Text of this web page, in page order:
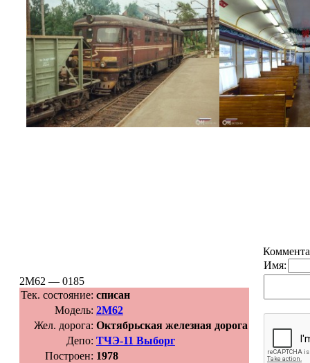
2М62 — 0185
Тек. состояние: списан
Модель: 2М62
Жел. дорога: Октябрьская железная дорога
Депо: ТЧЭ-11 Выборг
Построен: 1978
Имя: